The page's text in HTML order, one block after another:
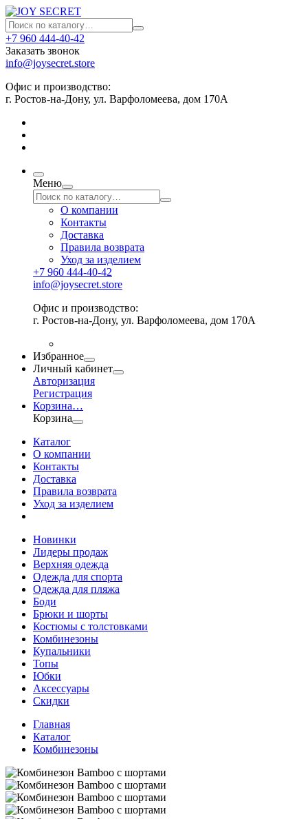
+7 960 444-40-42
Заказать звонок
info@joysecret.store
Офис и производство:
г. Ростов-на-Дону, ул. Варфоломеева, дом 170А
Меню
О компании
Контакты
Доставка
Правила возврата
Уход за изделием
+7 960 444-40-42
info@joysecret.store
Офис и производство:
г. Ростов-на-Дону, ул. Варфоломеева, дом 170А
Избранное
Личный кабинет
Авторизация
Регистрация
Корзина…
Корзина
Каталог
О компании
Контакты
Доставка
Правила возврата
Уход за изделием
Новинки
Лидеры продаж
Верхняя одежда
Одежда для спорта
Одежда для пляжа
Боди
Брюки и шорты
Костюмы с толстовками
Комбинезоны
Купальники
Топы
Юбки
Аксессуары
Скидки
Главная
Каталог
Комбинезоны